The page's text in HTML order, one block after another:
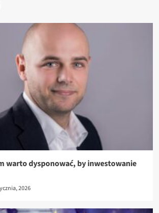
warto dysponować, by inwestowanie
2026